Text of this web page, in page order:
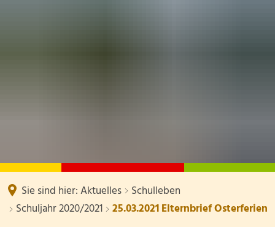
Hausmeister
Förderverein
Schulhund
Raumplan Schuljahr 2026/
Sie sind hier:Aktuelles
Schulleben
Schuljahr 2020/2021 25.03.2021 Elternbrief Osterferien